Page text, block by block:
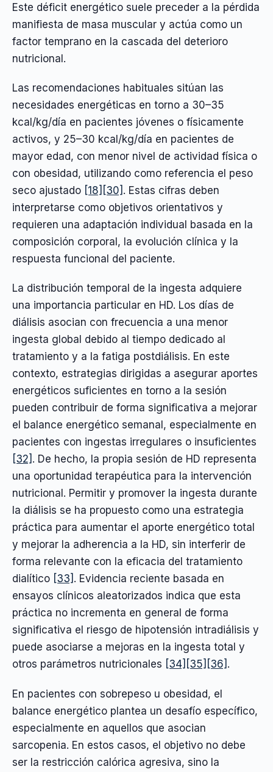
Este déficit energético suele preceder a la pérdida
manifiesta de masa muscular y actúa como un
factor temprano en la cascada del deterioro
nutricional.
Las recomendaciones habituales sitúan las
necesidades energéticas en torno a 30–35
kcal/kg/día en pacientes jóvenes o físicamente
activos, y 25–30 kcal/kg/día en pacientes de
mayor edad, con menor nivel de actividad física o
con obesidad, utilizando como referencia el peso
seco ajustado [18] [30] . Estas cifras deben
interpretarse como objetivos orientativos y
requieren una adaptación individual basada en la
composición corporal, la evolución clínica y la
respuesta funcional del paciente.
La distribución temporal de la ingesta adquiere
una importancia particular en HD. Los días de
diálisis asocian con frecuencia a una menor
ingesta global debido al tiempo dedicado al
tratamiento y a la fatiga postdiálisis. En este
contexto, estrategias dirigidas a asegurar aportes
energéticos suficientes en torno a la sesión
pueden contribuir de forma significativa a mejorar
el balance energético semanal, especialmente en
pacientes con ingestas irregulares o insuficientes
[32] . De hecho, la propia sesión de HD representa
una oportunidad terapéutica para la intervención
nutricional. Permitir y promover la ingesta durante
la diálisis se ha propuesto como una estrategia
práctica para aumentar el aporte energético total
y mejorar la adherencia a la HD, sin interferir de
forma relevante con la eficacia del tratamiento
dialítico [33] . Evidencia reciente basada en
ensayos clínicos aleatorizados indica que esta
práctica no incrementa en general de forma
significativa el riesgo de hipotensión intradiálisis y
puede asociarse a mejoras en la ingesta total y
otros parámetros nutricionales [34] [35] [36] .
En pacientes con sobrepeso u obesidad, el
balance energético plantea un desafío específico,
especialmente en aquellos que asocian
sarcopenia. En estos casos, el objetivo no debe
ser la restricción calórica agresiva, sino la